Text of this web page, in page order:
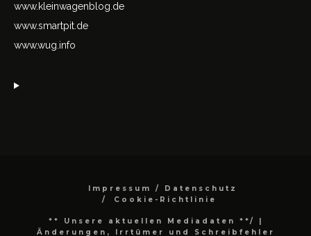
www.kleinwagenblog.de
www.smartpit.de
www.wug.info
Impressum / Datenschutz
Cookie-Richtlinie
** Unsere aktuellen Mediadaten **/
|
Änderungen, Irrtümer und Schreibfehler